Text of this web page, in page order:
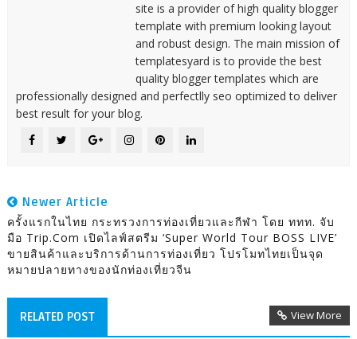
site is a provider of high quality blogger
template with premium looking layout
and robust design. The main mission of
templatesyard is to provide the best
quality blogger templates which are
professionally designed and perfectlly seo optimized to deliver
best result for your blog.
Newer Article
ครั้งแรกในไทย กระทรวงการท่องเที่ยวและกีฬา โดย ททท. จับ
มือ Trip.com เปิดไลฟ์สตรีม ‘Super World Tour BOSS LIVE’
ขายสินค้าและบริการด้านการท่องเที่ยว โปรโมทไทยเป็นจุด
หมายปลายทางของนักท่องเที่ยวจีน
RELATED POST View More